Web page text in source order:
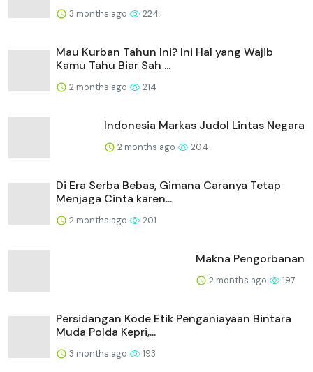
3 months ago 224
Mau Kurban Tahun Ini? Ini Hal yang Wajib
Kamu Tahu Biar Sah ...
2 months ago 214
Indonesia Markas Judol Lintas Negara
2 months ago 204
Di Era Serba Bebas, Gimana Caranya Tetap
Menjaga Cinta karen...
2 months ago 201
Makna Pengorbanan
2 months ago 197
Persidangan Kode Etik Penganiayaan Bintara
Muda Polda Kepri,...
3 months ago 193